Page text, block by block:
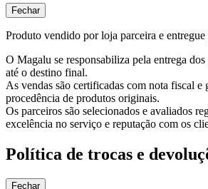
Fechar
Produto vendido por loja parceira e
O Magalu se responsabiliza pela entrega
até o destino final.
As vendas são certificadas com nota fiscal e
procedência de produtos originais.
Os parceiros são selecionados e avaliados
excelência no serviço e reputação com os
Política de trocas e
Fechar